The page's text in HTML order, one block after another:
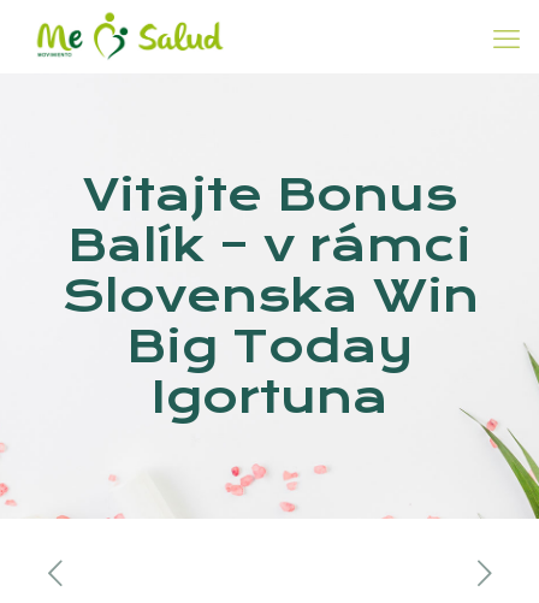
Vitajte Bonus
Balík – v rámci
Slovenska Win
Big Today
Igortuna